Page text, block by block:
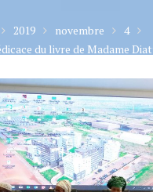
2019 novembre
4
du livre de Madame
par le Ministre des pêches